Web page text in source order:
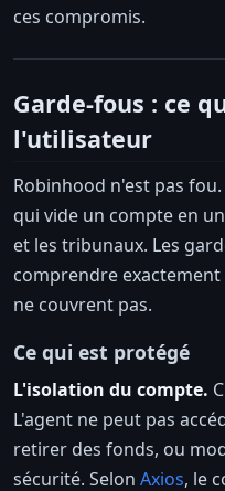
ces compromis.
Garde-fous : ce
l'utilisateur
Robinhood n'est pas
qui vide un compte en
et les tribunaux. Les
comprendre
ne couvrent pas.
Ce qui est protégé
L'isolation du compte.
L'agent ne peut pas
retirer des fonds, ou
sécurité. Selon Axios, le